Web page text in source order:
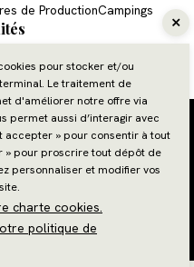
Demande de devis
Espace client
04 67 31 31 00
Nous contacter
de ProductionCampings
site
et RGPD
cookies
Echos Publishing
pour stocker et/ou
Le traitement de
d'améliorer notre offre via
permet aussi d’interagir avec
accepter » pour consentir à tout
» pour proscrire tout dépôt de
personnaliser et modifier vos
charte cookies.
politique de